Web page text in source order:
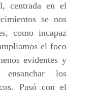
centrada en el
se nos
como incapaz
el foco
evidentes y
los
Pasó con el